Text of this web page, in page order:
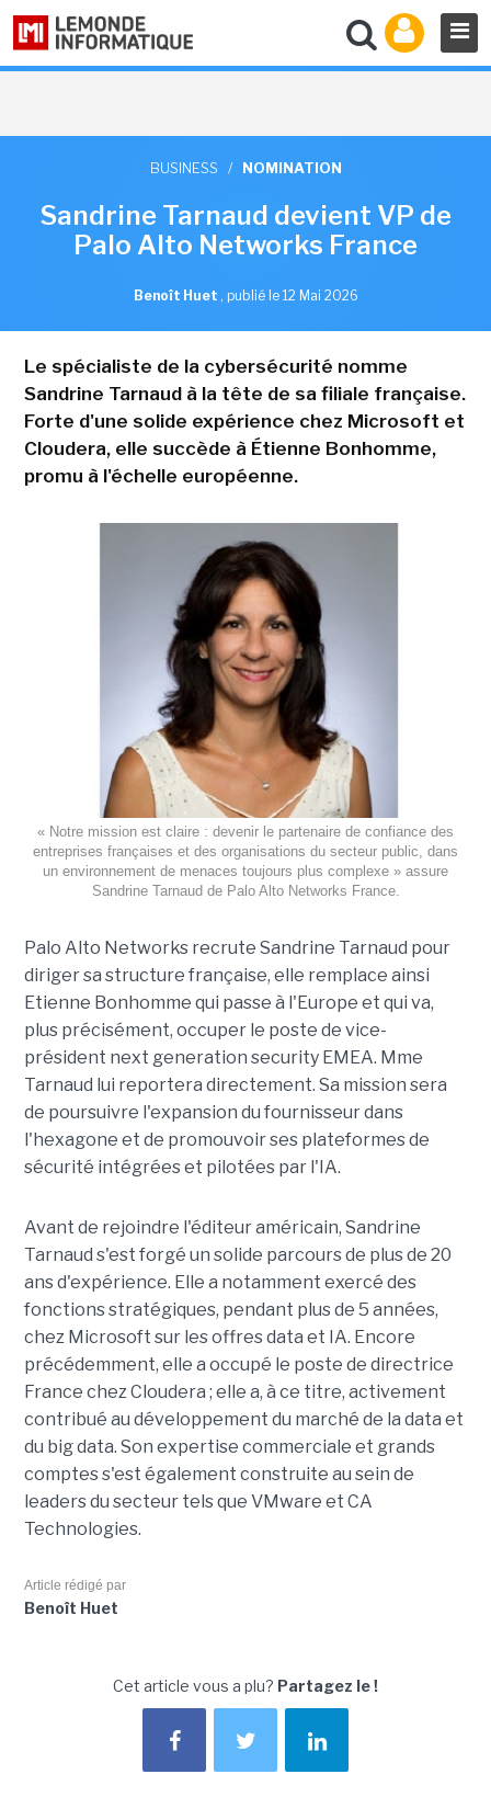
BUSINESS / NOMINATION
Sandrine Tarnaud devient VP de
Palo Alto Networks France
Benoît Huet , publié le 12 Mai 2026
Le spécialiste de la cybersécurité nomme
Sandrine Tarnaud à la tête de sa filiale française.
Forte d'une solide expérience chez Microsoft et
Cloudera, elle succède à Étienne Bonhomme,
promu à l'échelle européenne.
« Notre mission est claire : devenir le partenaire de confiance des
entreprises françaises et des organisations du secteur public, dans
un environnement de menaces toujours plus complexe » assure
Sandrine Tarnaud de Palo Alto Networks France.
Palo Alto Networks recrute Sandrine Tarnaud pour
diriger sa structure française, elle remplace ainsi
Etienne Bonhomme qui passe à l'Europe et qui va,
plus précisément, occuper le poste de vice-
président next generation security EMEA. Mme
Tarnaud lui reportera directement. Sa mission sera
de poursuivre l'expansion du fournisseur dans
l'hexagone et de promouvoir ses plateformes de
sécurité intégrées et pilotées par l'IA.
Avant de rejoindre l'éditeur américain, Sandrine
Tarnaud s'est forgé un solide parcours de plus de 20
ans d'expérience. Elle a notamment exercé des
fonctions stratégiques, pendant plus de 5 années,
chez Microsoft sur les offres data et IA. Encore
précédemment, elle a occupé le poste de directrice
France chez Cloudera ; elle a, à ce titre, activement
contribué au développement du marché de la data et
du big data. Son expertise commerciale et grands
comptes s'est également construite au sein de
leaders du secteur tels que VMware et CA
Technologies.
Article rédigé par
Benoît Huet
Cet article vous a plu? Partagez le !